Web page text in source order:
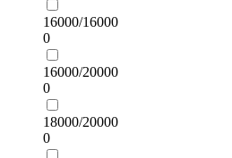
16000/16000
0
16000/20000
0
18000/20000
0